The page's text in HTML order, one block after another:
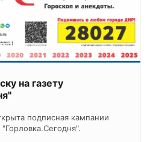
на газету
подписная кампании